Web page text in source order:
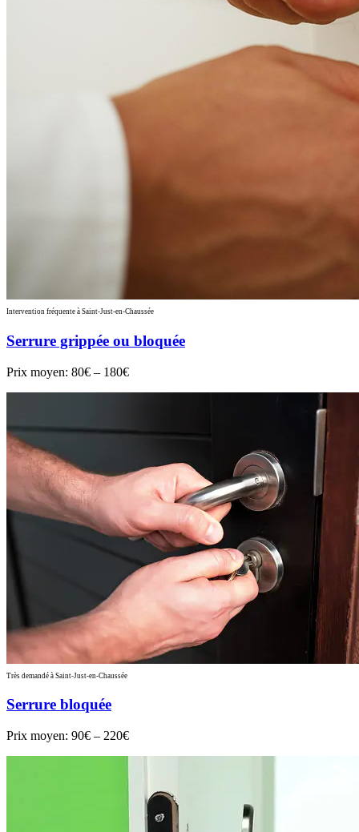
Intervention fréquente à Saint-Just-en-Chaussée
Serrure grippée ou bloquée
Prix moyen: 80€ – 180€
Très demandé à Saint-Just-en-Chaussée
Serrure bloquée
Prix moyen: 90€ – 220€